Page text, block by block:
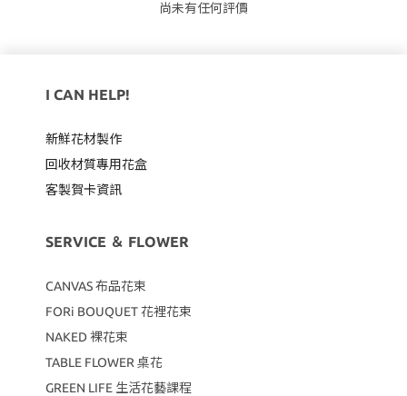
尚未有任何評價
I CAN HELP!
新鮮花材製作
回收材質專用花盒
客製賀卡資訊
SERVICE ＆ FLOWER
CANVAS布品花束
FORi BOUQUET 花裡花束
NAKED 裸花束
TABLE FLOWER 桌花
GREEN LIFE 生活花藝課程